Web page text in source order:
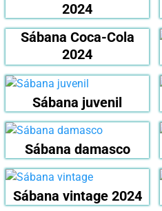
2024
Sábana Coca-Cola
2024
Sábana juvenil
Sábana damasco
Sábana vintage 2024